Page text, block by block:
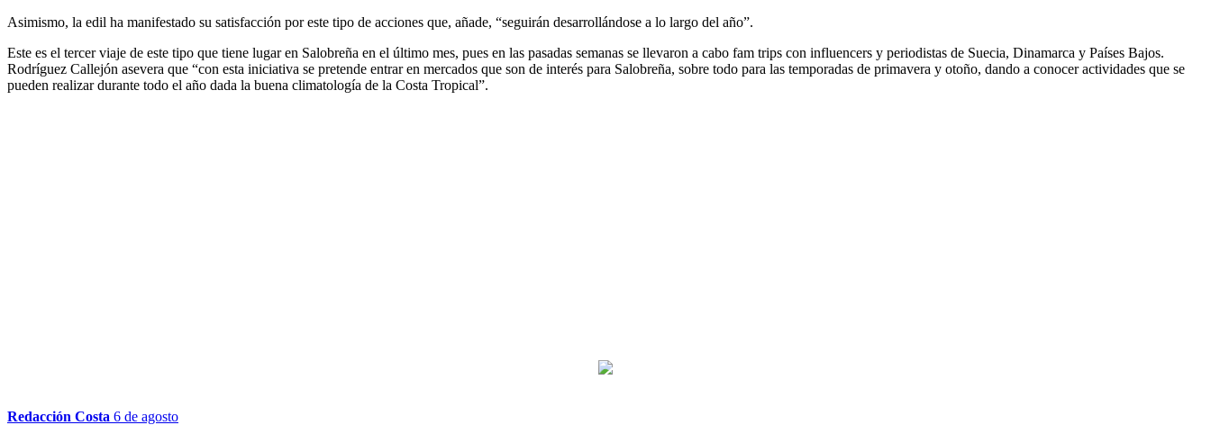
Asimismo, la edil ha manifestado su satisfacción por este tipo de acciones que, añade, “seguirán desarrollándose a lo largo del año”.
Este es el tercer viaje de este tipo que tiene lugar en Salobreña en el último mes, pues en las pasadas semanas se llevaron a cabo fam trips con influencers y periodistas de Suecia, Dinamarca y Países Bajos.
Rodríguez Callejón asevera que “con esta iniciativa se pretende entrar en mercados que son de interés para Salobreña, sobre todo para las temporadas de primavera y otoño, dando a conocer actividades que se
pueden realizar durante todo el año dada la buena climatología de la Costa Tropical”.
Redacción Costa 6 de agosto